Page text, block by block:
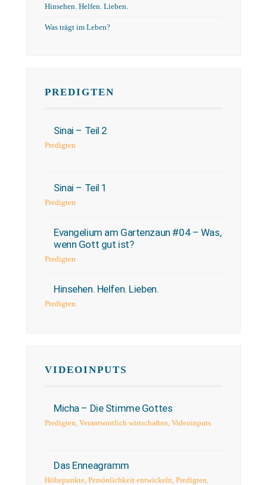
Hinsehen. Helfen. Lieben.
Was trägt im Leben?
PREDIGTEN
Sinai – Teil 2
Predigten
Sinai – Teil 1
Predigten
Evangelium am Gartenzaun #04 – Was,
wenn Gott gut ist?
Predigten
Hinsehen. Helfen. Lieben.
Predigten
VIDEOINPUTS
Micha – Die Stimme Gottes
Predigten Verantwortlich wirtschaften Videoinputs
Das Enneagramm
Höhepunkte Persönlichkeit entwickeln Predigten